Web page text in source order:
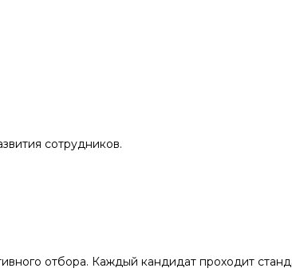
сотрудников.
отбора. Каждый кандидат проходит